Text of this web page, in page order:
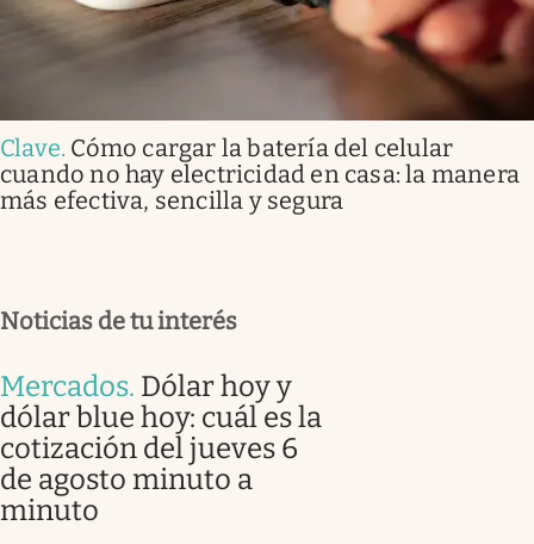
Clave. Cómo cargar la batería del celular
cuando no hay electricidad en casa: la manera
más efectiva, sencilla y segura
Noticias de tu interés
Mercados. Dólar hoy y
dólar blue hoy: cuál es la
cotización del jueves 6
de agosto minuto a
minuto